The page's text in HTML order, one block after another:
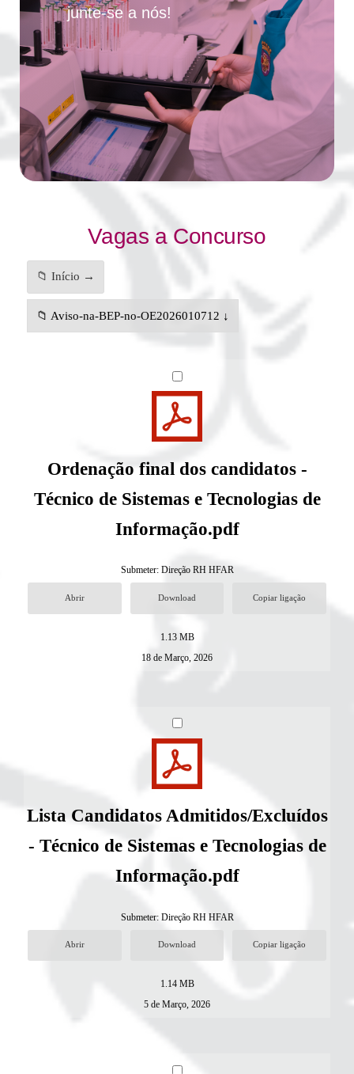
junte-se a nós!
Vagas a Concurso
📁 Início →
📁 Aviso-na-BEP-no-OE2026010712 ↓
Ordenação final dos candidatos -
Técnico de Sistemas e Tecnologias de
Informação.pdf
Submeter: Direção RH HFAR
Abrir Download Copiar ligação
1.13 MB
18 de Março, 2026
Lista Candidatos Admitidos/Excluídos
- Técnico de Sistemas e Tecnologias de
Informação.pdf
Submeter: Direção RH HFAR
Abrir Download Copiar ligação
1.14 MB
5 de Março, 2026